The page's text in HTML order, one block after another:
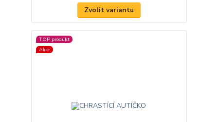
Zvolit variantu
TOP produkt
Akce